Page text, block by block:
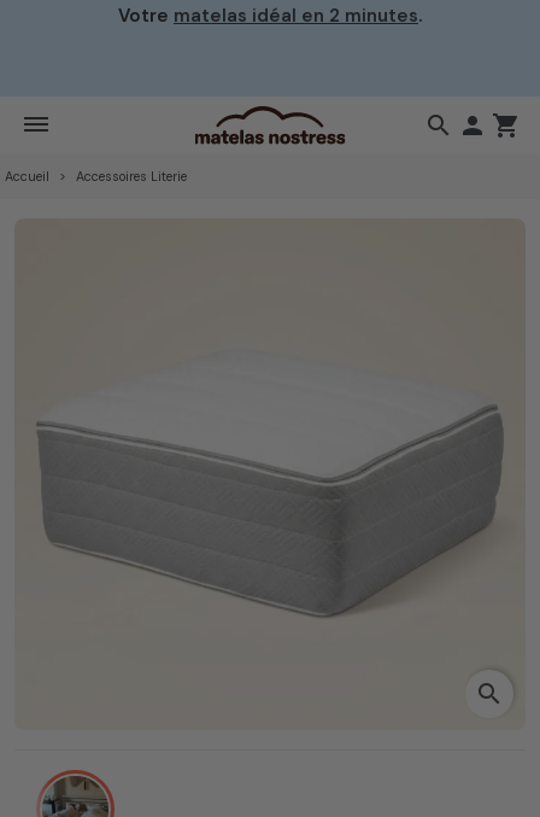
Votre matelas idéal en 2 minutes.
search  shopping_cart
Accueil Accessoires Literie
search